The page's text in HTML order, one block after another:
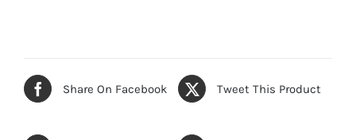
Share On Facebook Tweet This Product